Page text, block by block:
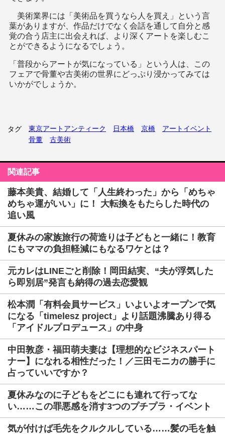
美術業界には「美術品を買うなら人を買え」という言
葉がありますが、作品だけでなく会話を通して自分と感
覚の合う店主に出会えれば、より深くアートを楽しむこ
とができるようになるでしょう。
「普段からアートが気になっている」という人は、この
フェアで骨董や古美術の世界にどっぷり浸かってみては
いかがでしょうか。
タグ 東京アートアンティーク 日本橋 京橋
アートイベント
骨董
古美術
関連記事
藤本美貴、結婚して「人生終わった」から「めちゃ
めちゃ運がいい」に！ 大転換をもたらした時代の
追い風
夏休みの家族旅行の荷造りは子どもと一緒に！教育
にもママの負担軽減にもなるワケとは？
元カレはLINEごと削除！岡田結実、“夫が浮気した
ら即別居”発言も納得の過去恋愛観
松本潤「有料会員サービス」いよいよオープンで気
になる「timelesz project」より話題沸騰あり得る
「アイドルプロデュース」の中身
中田敦彦・福田萌夫妻は【理想的なビジネスパート
ナー】になれる相性だった！／三田モニカの勝手に
占っていいですか？
夏休みなのに子どもをどこにも連れて行ってな
い……この罪悪感を消す3つのプチプラ・イベント
気が付けば毛先をクルクルしている……髪の毛を触